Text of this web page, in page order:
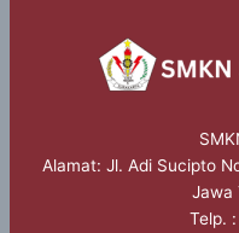
Alamat: Jl. Adi Sucipto
Jawa
Telp.